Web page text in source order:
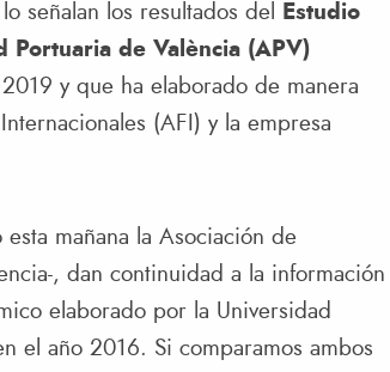
señalan los resultados del
Estudio
Portuaria de València (APV)
y que ha elaborado de manera
(AFI) y la empresa
mañana la Asociación de
, dan continuidad a la información
elaborado por la Universidad
el año 2016. Si comparamos ambos